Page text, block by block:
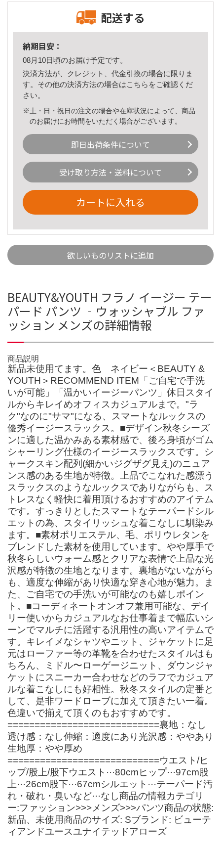
配送する
納期目安：
08月10日頃のお届け予定です。
決済方法が、クレジット、代金引換の場合に限りま
す。その他の決済方法の場合はこちら をご確認くだ
さい。
※土・日・祝日の注文の場合や在庫状況によって、商品
のお届けにお時間をいただく場合がございます。
即日出荷条件について
受け取り方法・送料について
カートに入れる
欲しいものリストに追加
BEAUTY&YOUTH フラノ イージー テー
パード パンツ ‐ウォッシャブル ファ
ッション メンズの詳細情報
商品説明
新品未使用てます。色 ネイビー＜BEAUTY &
YOUTH＞RECOMMEND ITEM「ご自宅で手洗
いが可能」「温かいイージーパンツ」休日スタイ
ルからキレイめオフィスカジュアルまで。"ラ
ク"なのに"サマ"になる、スマートなルックスの
優秀イージースラックス。■デザイン秋冬シーズ
ンに適した温かみある素材感で、後ろ身頃がゴム
シャーリング仕様のイージースラックスです。シ
ャークスキン配列(細かいジグザグ見え)のニュア
ンス感のある生地が特徴。上品でこなれた感漂う
スラックスのようなルックスでありながらも、ス
トレスなく軽快に着用頂けるおすすめのアイテム
です。すっきりとしたスマートなテーパードシル
エットの為、スタイリッシュな着こなしに馴染み
ます。■素材ポリエステル、毛、ポリウレタンを
ブレンドした素材を使用しています。やや厚手で
秋冬らしいウォーム感とクリアな表情で上品な光
沢感が特徴の生地となります。裏地がないながら
も、適度な伸縮があり快適な穿き心地が魅力。ま
た、ご自宅での手洗いが可能なのも嬉しポイン
ト。■コーディネートオンオフ兼用可能な、デイ
リー使いからカジュアルなお仕事着まで幅広いシ
ーンでマルチに活躍する汎用性の高いアイテムで
す。キレイメなシャツやニット、ジャケットに足
元はローファー等の革靴を合わせたスタイルはも
ちろん、ミドル〜ローゲージニット、ダウンジャ
ケットにスニーカー合わせなどのラフでカジュア
ルな着こなしにも好相性。秋冬スタイルの定番と
して、是非ワードローブに加えて頂きたい一着。
色違いで揃えて頂くのもおすすめです。
============================裏地：なし
透け感：なし伸縮：適度にあり光沢感：ややあり
生地厚：やや厚め
============================ウエスト/ヒ
ップ/股上/股下ウエスト···80cmヒップ···97cm股
上···26cm股下···67cmシルエット···テーパード汚
れ・破れ・臭いなど···なし商品の情報カテゴリ
ー:ファッション>>>メンズ>>>パンツ商品の状態:
新品、未使用商品のサイズ: Sブランド: ビューテ
ィアンドユースユナイテッドアローズ